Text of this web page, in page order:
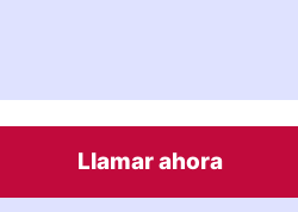
Llamar ahora